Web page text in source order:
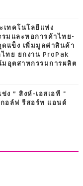
เทคโนโลยีแห่ง
มและหอการค้าไทย-
ดแข็ง เพิ่มมูลค่าสินค้า
ทย ยกงาน ProPak
อุตสาหกรรมการผลิต
ง ” สิงห์-เอสเอที "
อล์ฟ รีสอร์ท แอนด์